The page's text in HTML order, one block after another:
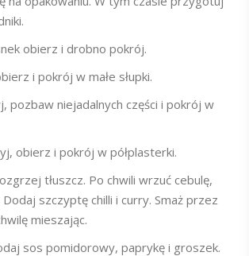
obierz i drobno pokrój.
i pokrój w małe słupki.
pozbaw niejadalnych części i pokrój w
obierz i pokrój w półplasterki.
tłuszcz. Po chwili wrzuć cebulę,
szczyptę chilli i curry. Smaż przez
mieszając.
sos pomidorowy, paprykę i groszek.